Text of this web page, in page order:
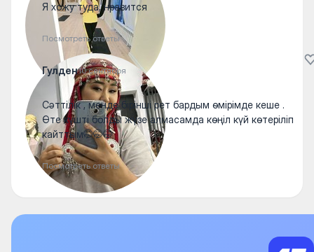
Я хожу туда, нравится
Посмотреть ответы
Гулден10 сентября
Сәттілік , менде бірінші рет бардым өмірімде кеше .
Өте күшті болды жүзе алмасамда көңіл күй көтеріліп
кайттым🤭🤭🤭
Посмотреть ответы